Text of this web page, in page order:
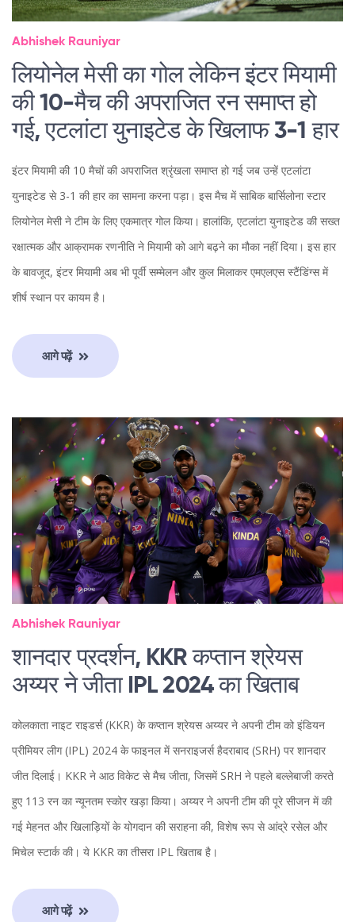
Abhishek Rauniyar
लियोनेल मेसी का गोल लेकिन इंटर मियामी
की 10-मैच की अपराजित रन समाप्त हो
गई, एटलांटा युनाइटेड के खिलाफ 3-1 हार
इंटर मियामी की 10 मैचों की अपराजित श्रृंखला समाप्त हो गई जब उन्हें एटलांटा
युनाइटेड से 3-1 की हार का सामना करना पड़ा। इस मैच में साबिक बार्सिलोना स्टार
लियोनेल मेसी ने टीम के लिए एकमात्र गोल किया। हालांकि, एटलांटा युनाइटेड की सख्त
रक्षात्मक और आक्रामक रणनीति ने मियामी को आगे बढ़ने का मौका नहीं दिया। इस हार
के बावजूद, इंटर मियामी अब भी पूर्वी सम्मेलन और कुल मिलाकर एमएलएस स्टैंडिंग्स में
शीर्ष स्थान पर कायम है।
आगे पढ़ें
Abhishek Rauniyar
शानदार प्रदर्शन, KKR कप्तान श्रेयस
अय्यर ने जीता IPL 2024 का खिताब
कोलकाता नाइट राइडर्स (KKR) के कप्तान श्रेयस अय्यर ने अपनी टीम को इंडियन
प्रीमियर लीग (IPL) 2024 के फाइनल में सनराइजर्स हैदराबाद (SRH) पर शानदार
जीत दिलाई। KKR ने आठ विकेट से मैच जीता, जिसमें SRH ने पहले बल्लेबाजी करते
हुए 113 रन का न्यूनतम स्कोर खड़ा किया। अय्यर ने अपनी टीम की पूरे सीजन में की
गई मेहनत और खिलाड़ियों के योगदान की सराहना की, विशेष रूप से आंद्रे रसेल और
मिचेल स्टार्क की। ये KKR का तीसरा IPL खिताब है।
आगे पढ़ें